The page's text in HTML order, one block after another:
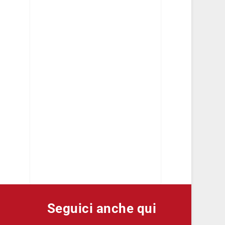
Seguici anche qui